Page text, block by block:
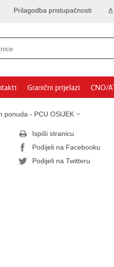
A
Prilagodba pristupačnosti
Granični prijelazi CNO/
ponuda - PCU OSIJEK
Ispiši stranicu
Podijeli na Facebooku
Podijeli na Twitteru